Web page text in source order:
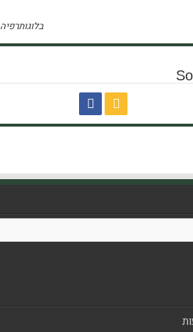
בלוגותרפיה